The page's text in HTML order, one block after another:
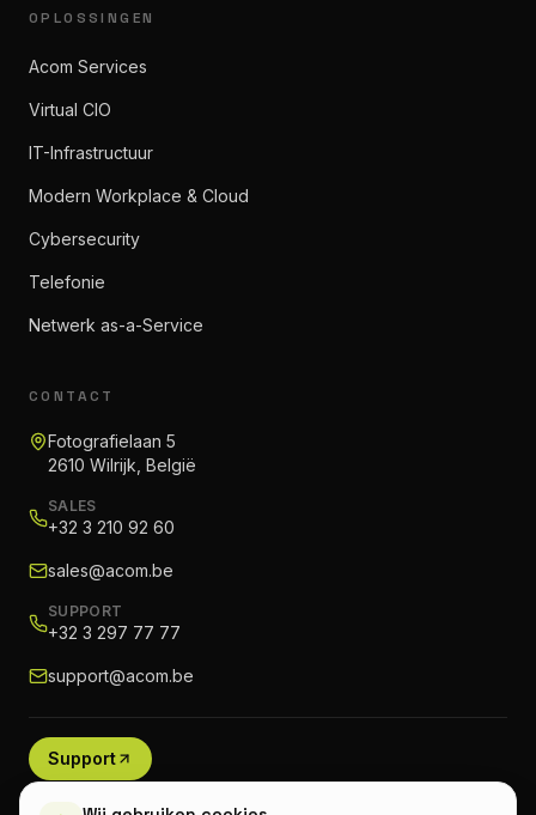
OPLOSSINGEN
Acom Services
Virtual CIO
IT-Infrastructuur
Modern Workplace & Cloud
Cybersecurity
Telefonie
Netwerk as-a-Service
CONTACT
Fotografielaan 5
2610 Wilrijk, België
SALES
+32 3 210 92 60
sales@acom.be
SUPPORT
+32 3 297 77 77
support@acom.be
Support